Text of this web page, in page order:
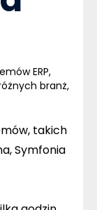
ERP,
branż,
takich
Symfonia